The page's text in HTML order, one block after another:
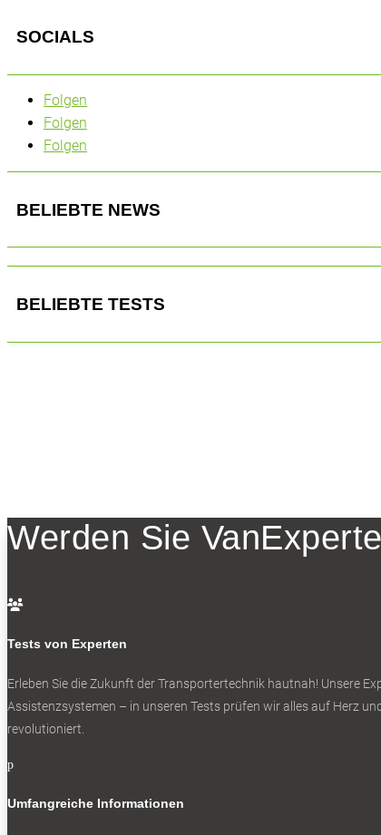
SOCIALS
Folgen
Folgen
Folgen
BELIEBTE NEWS
BELIEBTE TESTS
Werden Sie

Tests von Experten
Erleben Sie die Zukunft der Transportertechnik hautnah! Unsere
Assistenzsystemen – in unseren Tests prüfen wir alles auf Herz
revolutioniert.
p
Umfangreiche Informationen